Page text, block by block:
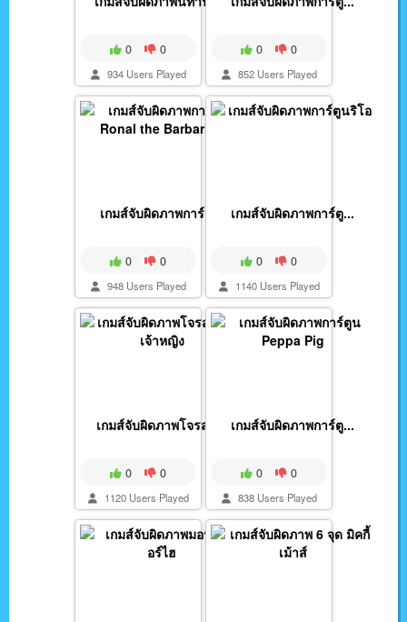
0 0
934 Users Played
0 0
852 Users Played
เกมส์จับผิดภาพการ์ตู...
0 0
948 Users Played
เกมส์จับผิดภาพการ์ตู...
0 0
1140 Users Played
เกมส์จับผิดภาพโจรสลั...
0 0
1120 Users Played
เกมส์จับผิดภาพการ์ตู...
0 0
838 Users Played